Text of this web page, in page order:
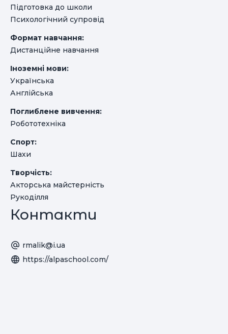
Підготовка до школи
Психологічний супровід
Формат навчання:
Дистанційне навчання
Іноземні мови:
Українська
Англійська
Поглиблене вивчення:
Робототехніка
Спорт:
Шахи
Творчість:
Акторська майстерність
Рукоділля
Контакти
rmalik@i.ua
https://alpaschool.com/